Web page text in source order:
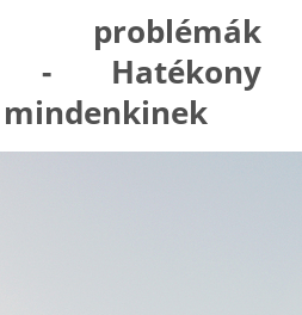
problémák
- Hatékony